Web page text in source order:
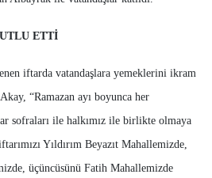
ETTİ
iftarda vatandaşlara yemeklerini ikram
“Ramazan ayı boyunca her
sofraları ile halkımız ile birlikte olmaya
Yıldırım Beyazıt Mahallemizde,
üçüncüsünü Fatih Mahallemizde